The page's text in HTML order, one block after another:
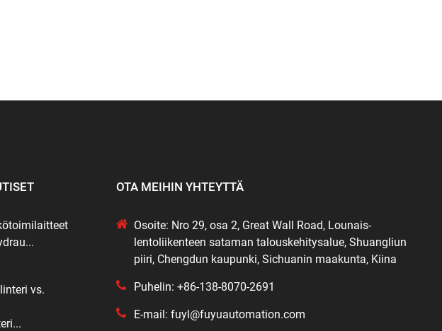
vs.
OTA MEIHIN YHTEYTTÄ
Osoite: Nro 29, osa 2, Great Wall Road, Lounais-
lentoliikenteen sataman talouskehitysalue, Shuangliun
piiri, Chengdun kaupunki, Sichuanin maakunta, Kiina
Puhelin: +86-138-8070-2691
E-mail: fuyl@fuyuautomation.com